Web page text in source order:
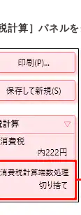
税計算］パネル